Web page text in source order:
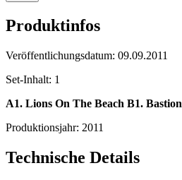
Produktinfos
Veröffentlichungsdatum: 09.09.2011
Set-Inhalt: 1
A1. Lions On The Beach B1. Bastion
Produktionsjahr: 2011
Technische Details